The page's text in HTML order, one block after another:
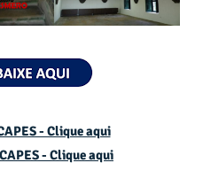
- Clique aqui
- Clique aqui